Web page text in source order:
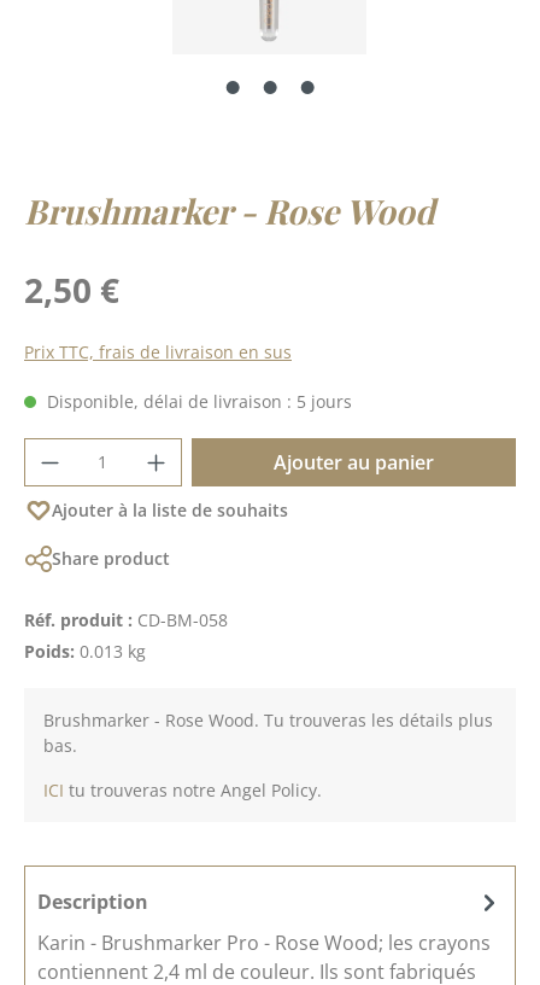
Brushmarker - Rose Wood
Prix régulier :
2,50 €
Prix TTC, frais de livraison en sus
Disponible, délai de livraison : 5 jours
Quantité de produit : Entrez la quantité
Ajouter au panier
Ajouter à la liste de souhaits
Share product
Réf. produit : CD-BM-058
Poids: 0.013 kg
Brushmarker - Rose Wood. Tu trouveras les détails plus
bas.
ICI tu trouveras notre Angel Policy.
Description
Karin - Brushmarker Pro - Rose Wood; les crayons
contiennent 2,4 ml de couleur. Ils sont fabriqués